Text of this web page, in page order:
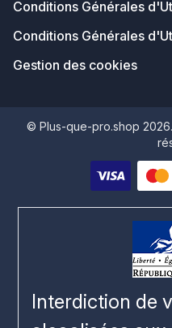
Conditions Générales
Conditions Générales
Gestion des cookies
© Plus-que-pro.shop
Interdiction de